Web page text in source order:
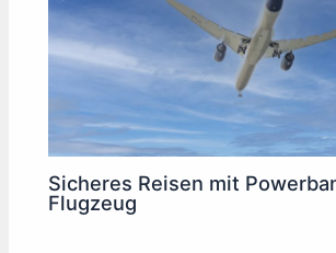
Sicheres Reisen mit
Flugzeug